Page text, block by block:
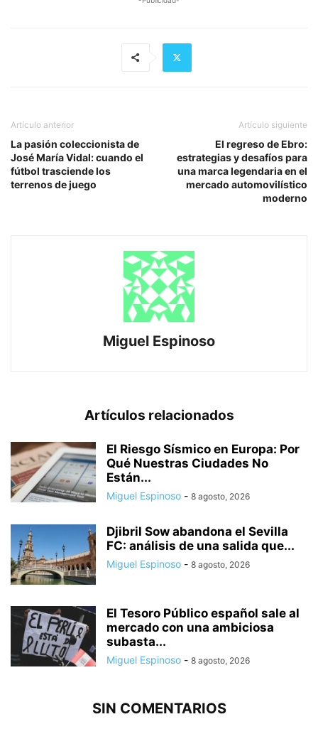
Artículo anterior
La pasión coleccionista de
José María Vidal: cuando el
fútbol trasciende los
terrenos de juego
Artículo siguiente
El regreso de Ebro:
estrategias y desafíos para
una marca legendaria en el
mercado automovilístico
moderno
Miguel Espinoso
Artículos relacionados
El Riesgo Sísmico en Europa: Por
Qué Nuestras Ciudades No
Están...
Miguel Espinoso - 8 agosto, 2026
Djibril Sow abandona el Sevilla
FC: análisis de una salida que...
Miguel Espinoso - 8 agosto, 2026
El Tesoro Público español sale al
mercado con una ambiciosa
subasta...
Miguel Espinoso - 8 agosto, 2026
SIN COMENTARIOS